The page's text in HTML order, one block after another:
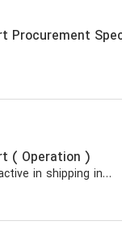
Procurement
( Operation )
A leading company active in shipping industry